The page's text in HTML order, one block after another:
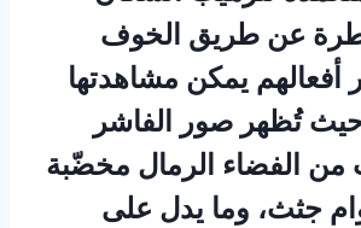
عن طريق الخوف
أفعالهم يمكن مشاهدتها
تُظهر صور الفاشر
من الفضاء الرمال مخضّبة
جثث، وما يدل على